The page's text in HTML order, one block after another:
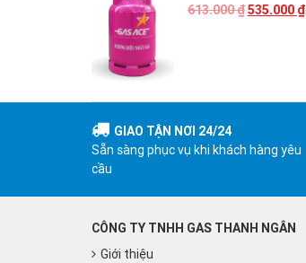
613.000₫535.000 ₫
GIAO TẬN NƠI 24/24
Sẵn sàng phục vụ khi khách hàng yêu
cầu
CÔNG TY TNHH GAS THANH NGÂN
Giới thiệu